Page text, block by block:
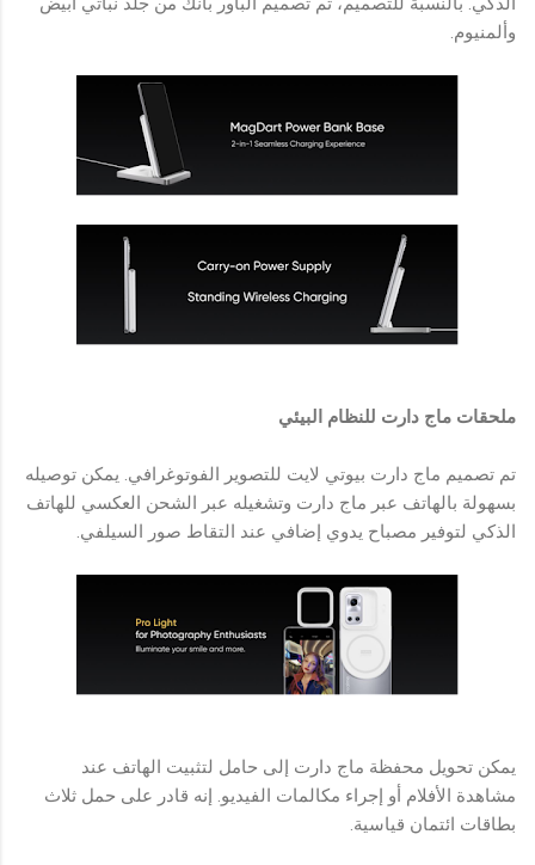
وألمنيوم.
ملحقات ماج دارت للنظام البيئي
تم تصميم ماج دارت بيوتي لايت للتصوير الفوتوغرافي. يمكن توصيله
بسهولة بالهاتف عبر ماج دارت وتشغيله عبر الشحن العكسي للهاتف
الذكي لتوفير مصباح يدوي إضافي عند التقاط صور السيلفي.
يمكن تحويل محفظة ماج دارت إلى حامل لتثبيت الهاتف عند
مشاهدة الأفلام أو إجراء مكالمات الفيديو. إنه قادر على حمل ثلاث
بطاقات ائتمان قياسية.